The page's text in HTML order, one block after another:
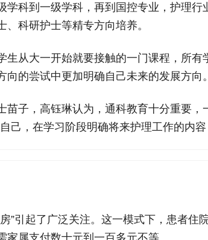
科到一级学科，再到国控专业，护理
科研护士等精专方向培养。
从大一开始就要接触的一门课程，所
的尝试中更加明确自己未来的发展方向。
苗子，高钰琳认为，通科教育十分重要
己，在学习阶段明确将来护理工作的内
”引起了广泛关注。这一模式下，患者
属支付数十元到一百多元不等。